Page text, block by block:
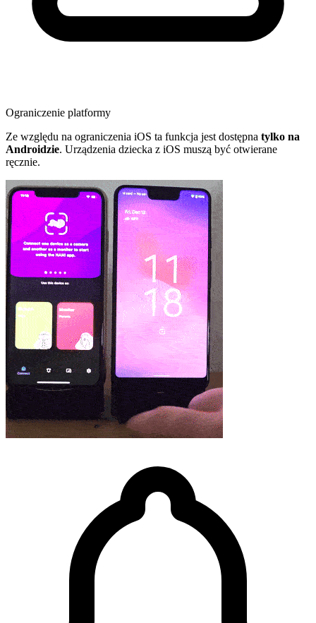
Ograniczenie platformy
Ze względu na ograniczenia iOS ta funkcja jest dostępna tylko na
Androidzie. Urządzenia dziecka z iOS muszą być otwierane
ręcznie.